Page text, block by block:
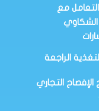
مع
الشكاوي
الراجعة
التجاري